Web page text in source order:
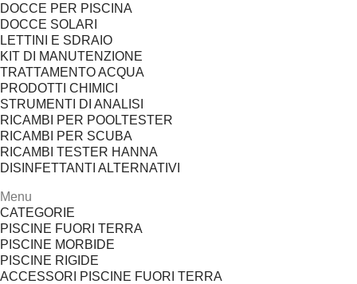
DOCCE PER PISCINA
DOCCE SOLARI
LETTINI E SDRAIO
KIT DI MANUTENZIONE
TRATTAMENTO ACQUA
PRODOTTI CHIMICI
STRUMENTI DI ANALISI
RICAMBI PER POOLTESTER
RICAMBI PER SCUBA
RICAMBI TESTER HANNA
DISINFETTANTI ALTERNATIVI
Menu
CATEGORIE
PISCINE FUORI TERRA
PISCINE MORBIDE
PISCINE RIGIDE
ACCESSORI PISCINE FUORI TERRA